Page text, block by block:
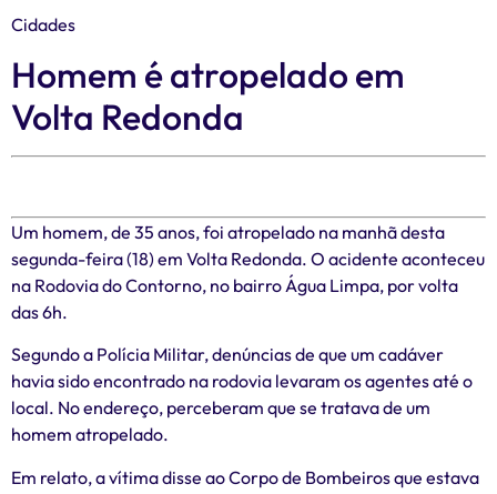
Cidades
Homem é atropelado em
Volta Redonda
Um homem, de 35 anos, foi atropelado na manhã desta
segunda-feira (18) em Volta Redonda. O acidente aconteceu
na Rodovia do Contorno, no bairro Água Limpa, por volta
das 6h.
Segundo a Polícia Militar, denúncias de que um cadáver
havia sido encontrado na rodovia levaram os agentes até o
local. No endereço, perceberam que se tratava de um
homem atropelado.
Em relato, a vítima disse ao Corpo de Bombeiros que estava